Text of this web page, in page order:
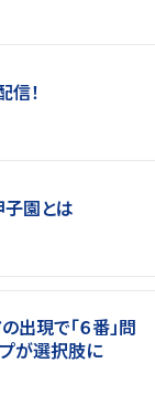
信！
子園とは
出現で「６番」問
が選択肢に